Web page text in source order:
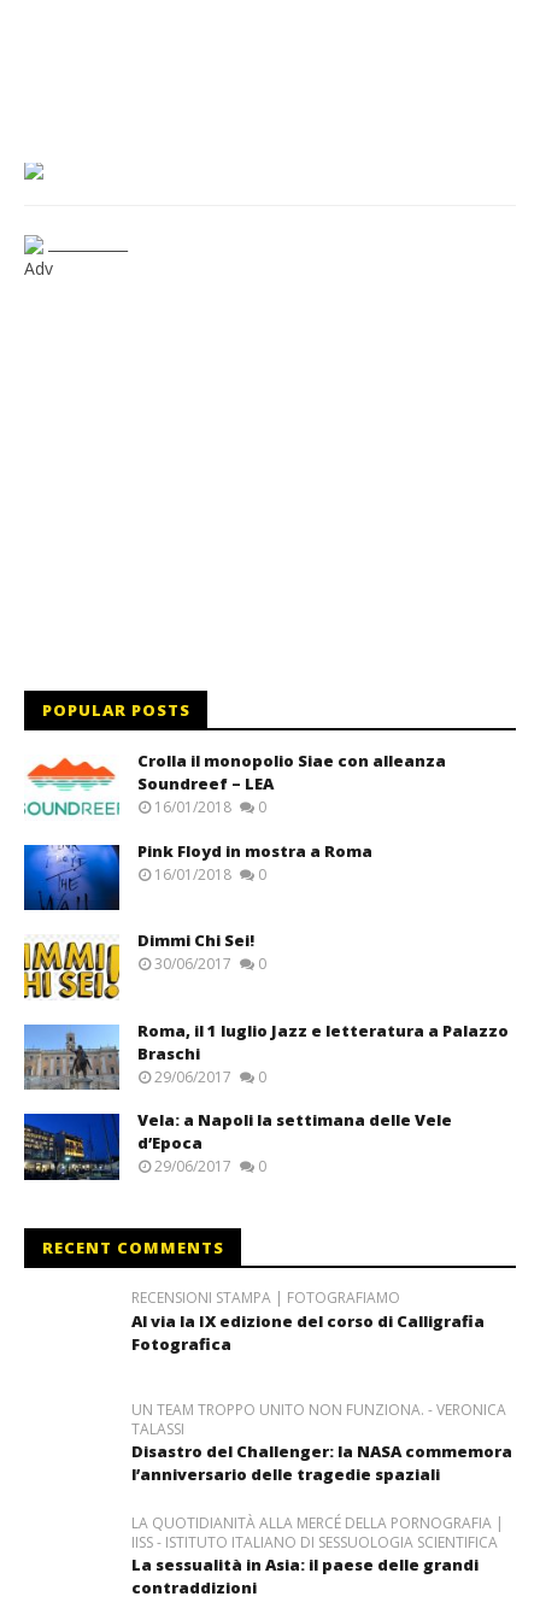
Adv
POPULAR POSTS
Crolla il monopolio Siae con alleanza
Soundreef – LEA
16/01/2018 0
Pink Floyd in mostra a Roma
16/01/2018 0
Dimmi Chi Sei!
30/06/2017 0
Roma, il 1 luglio Jazz e letteratura a Palazzo
Braschi
29/06/2017 0
Vela: a Napoli la settimana delle Vele
d’Epoca
29/06/2017 0
RECENT COMMENTS
RECENSIONI STAMPA | FOTOGRAFIAMO
Al via la IX edizione del corso di Calligrafia
Fotografica
UN TEAM TROPPO UNITO NON FUNZIONA. - VERONICA
TALASSI
Disastro del Challenger: la NASA commemora
l’anniversario delle tragedie spaziali
LA QUOTIDIANITÀ ALLA MERCÉ DELLA PORNOGRAFIA |
IISS - ISTITUTO ITALIANO DI SESSUOLOGIA SCIENTIFICA
La sessualità in Asia: il paese delle grandi
contraddizioni